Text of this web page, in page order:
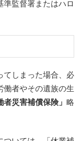
準監督署またはハロ
てしまった場合、必
働者やその遺族の生
者災害補償保険」 略